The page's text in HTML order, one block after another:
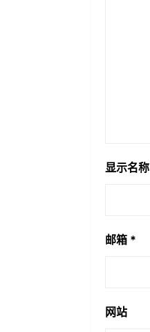
显示名称
邮箱 *
网站